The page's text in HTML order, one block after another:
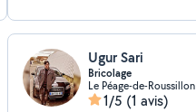
Ugur Sari
Bricolage
Le Péage-de-
1/5 (1 avis)